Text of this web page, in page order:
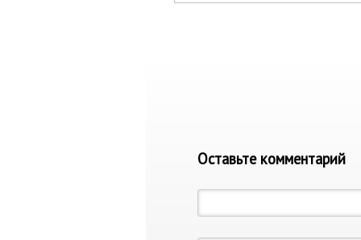
Оставьте комментарий